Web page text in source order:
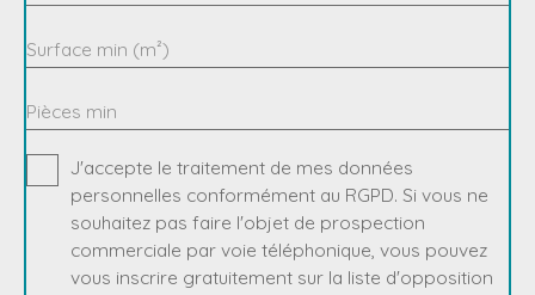
Surface min (m²)
Pièces min
J'accepte le traitement de mes données
personnelles conformément au RGPD. Si vous ne
souhaitez pas faire l'objet de prospection
commerciale par voie téléphonique, vous pouvez
vous inscrire gratuitement sur la liste d'opposition